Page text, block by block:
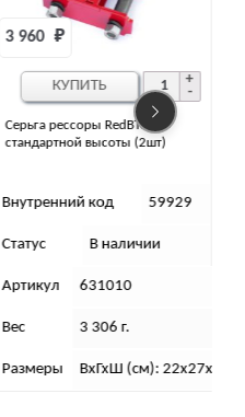
Серьга рессоры УАЗ 469 в сборе
Riginal
801 ₽
Внутренний код 35658
Статус В наличии
Артикул RG469-2902464
Вес 1 090 г.
Размеры -//-
КУПИТЬ